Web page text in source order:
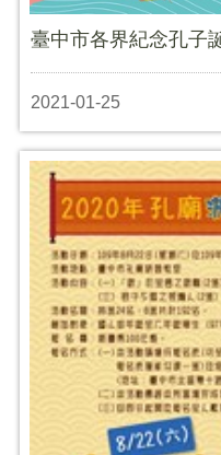
臺中市各界紀念孔子
2021-01-25